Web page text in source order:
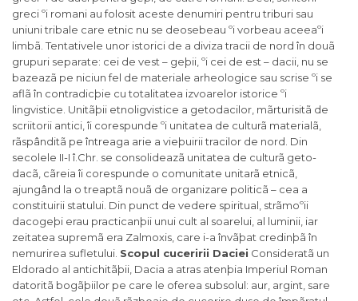
greci ºi romani au folosit aceste denumiri pentru triburi sau
uniuni tribale care etnic nu se deosebeau ºi vorbeau aceeaºi
limbã. Tentativele unor istorici de a diviza tracii de nord în douã
grupuri separate: cei de vest – geþii, ºi cei de est – dacii, nu se
bazeazã pe niciun fel de materiale arheologice sau scrise ºi se
aflã în contradicþie cu totalitatea izvoarelor istorice ºi
lingvistice. Unitãþii etnoligvistice a getodacilor, mãrturisitã de
scriitorii antici, îi corespunde ºi unitatea de culturã materialã,
rãspânditã pe întreaga arie a vieþuirii tracilor de nord. Din
secolele II-I î.Chr. se consolideazã unitatea de culturã geto-
dacã, cãreia îi corespunde o comunitate unitarã etnicã,
ajungând la o treaptã nouã de organizare politicã – cea a
constituirii statului. Din punct de vedere spiritual, strãmoºii
dacogeþi erau practicanþii unui cult al soarelui, al luminii, iar
zeitatea supremã era Zalmoxis, care i-a învãþat credinþã în
nemurirea sufletului. Scopul cuceririi Daciei Consideratã un
Eldorado al antichitãþii, Dacia a atras atenþia Imperiul Roman
datoritã bogãþiilor pe care le oferea subsolul: aur, argint, sare